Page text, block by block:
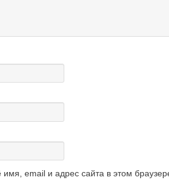
имя, email и адрес сайта в этом